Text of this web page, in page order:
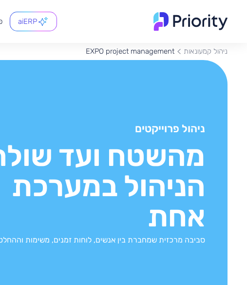
aiERP
ניהול קמעונאות EXPO project management
ניהול פרוייקטים
מהשטח ועד
הניהול במערכת
אחת
סביבה מרכזית שמחברת בין אנשים, לוחות זמנים, משימות